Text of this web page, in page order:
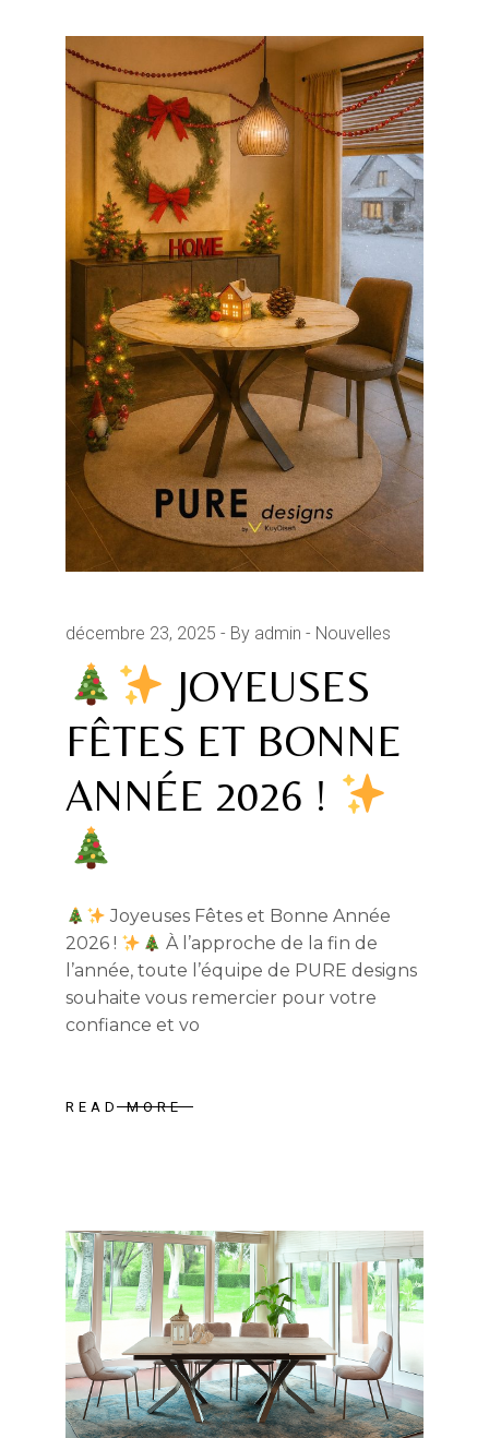
décembre 23, 2025 By admin Nouvelles
JOYEUSES
FÊTES ET BONNE
ANNÉE 2026 !
Joyeuses Fêtes et Bonne Année
2026 !
À l’approche de la fin de
l’année, toute l’équipe de PURE designs
souhaite vous remercier pour votre
confiance et vo
READ MORE